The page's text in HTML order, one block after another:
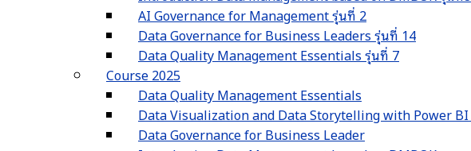
AI Governance for Management รุ่นที่ 2
Data Governance for Business Leaders รุ่นที่ 14
Data Quality Management Essentials รุ่นที่ 7
Course 2025
Data Quality Management Essentials
Data Visualization and Data Storytelling with Power BI
Data Governance for Business Leader